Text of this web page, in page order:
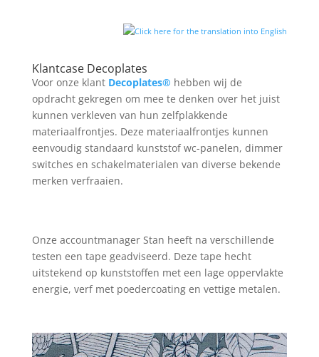
Klantcase Decoplates
Voor onze klant Decoplates® hebben wij de
opdracht gekregen om mee te denken over het juist
kunnen verkleven van hun zelfplakkende
materiaalfrontjes. Deze materiaalfrontjes kunnen
eenvoudig standaard kunststof wc-panelen, dimmer
switches en schakelmaterialen van diverse bekende
merken verfraaien.
Onze accountmanager Stan heeft na verschillende
testen een tape geadviseerd. Deze tape hecht
uitstekend op kunststoffen met een lage oppervlakte
energie, verf met poedercoating en vettige metalen.